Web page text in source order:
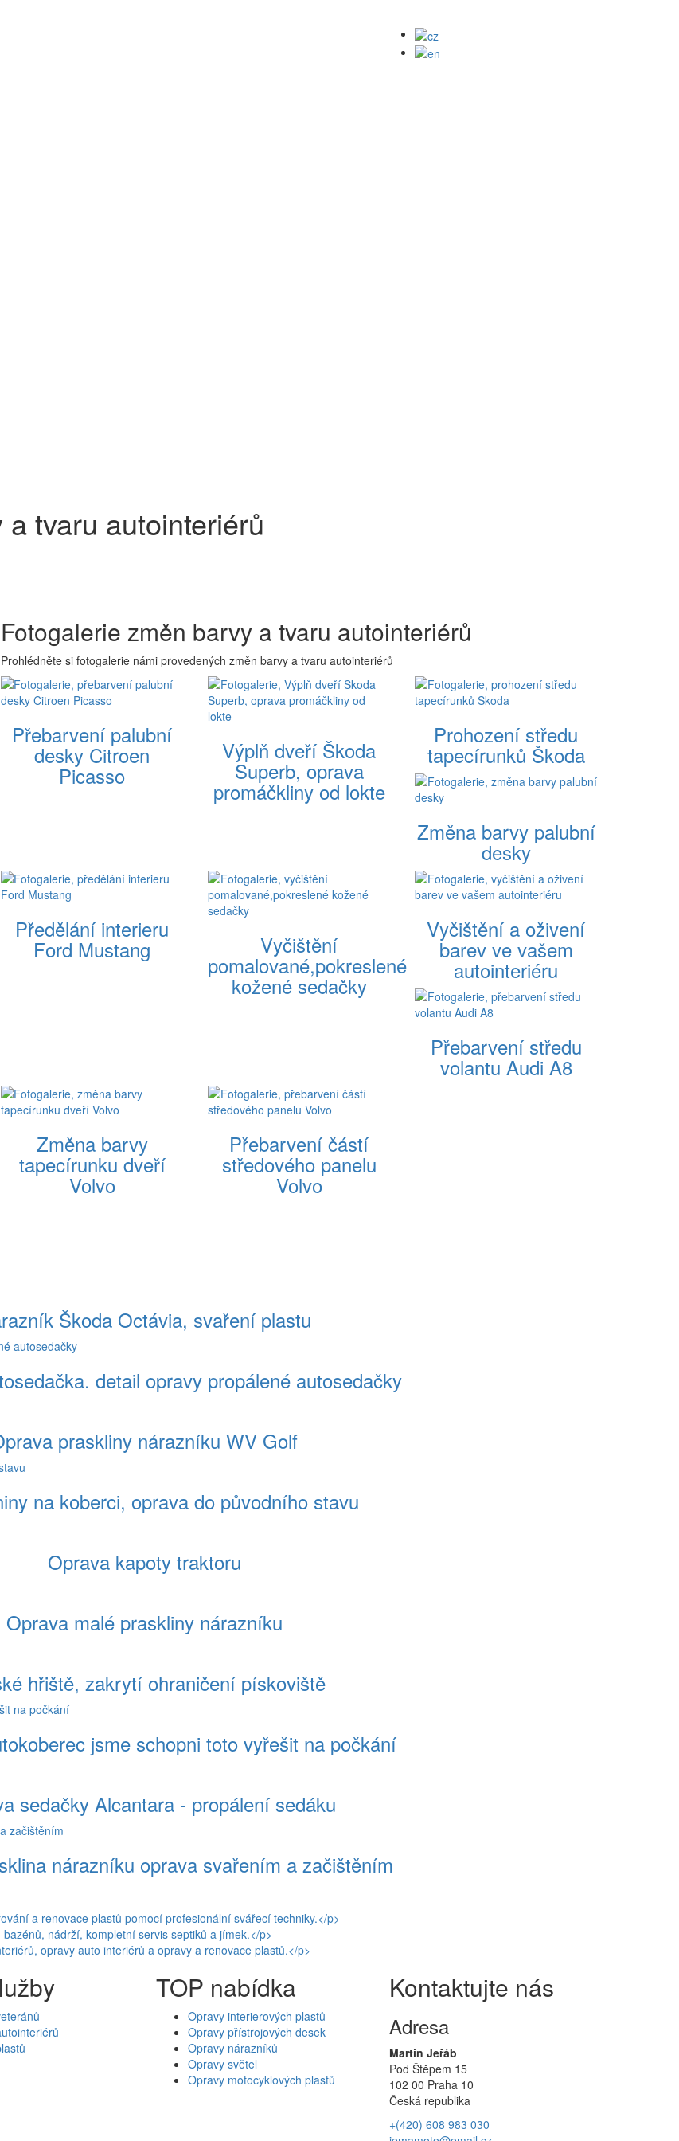
tvaru autointeriérů
Fotogalerie změn barvy a tvaru autointeriérů
Prohlédněte si fotogalerie námi provedených změn barvy a tvaru autointeriérů
Přebarvení palubní
desky Citroen
Picasso
Výplň dveří Škoda
Superb, oprava
promáčkliny od lokte
Prohození středu
tapecírunků Škoda
Změna barvy palubní
desky
Předělání interieru
Ford Mustang Vyčištění
pomalované,pokreslené
kožené sedačky
Vyčištění a oživení
barev ve vašem
autointeriéru
Přebarvení středu
volantu Audi A8
Změna barvy
tapecírunku dveří
Volvo
Přebarvení částí
středového panelu
Volvo
Škoda Octávia, svaření plastu
detail opravy propálené autosedačky
praskliny nárazníku WV Golf
na koberci, oprava do původního stavu
Oprava kapoty traktoru
Oprava malé praskliny nárazníku
hřiště, zakrytí ohraničení pískoviště
jsme schopni toto vyřešit na počkání
sedačky Alcantara - propálení sedáku
nárazníku oprava svařením a začištěním
TOP nabídka
Opravy interierových plastů
Opravy přístrojových desek
Opravy nárazníků
Opravy světel
Opravy motocyklových plastů
Kontaktujte nás
Adresa
Martin Jeřáb
Pod Štěpem 15
102 00 Praha 10
Česká republika
+(420) 608 983 030